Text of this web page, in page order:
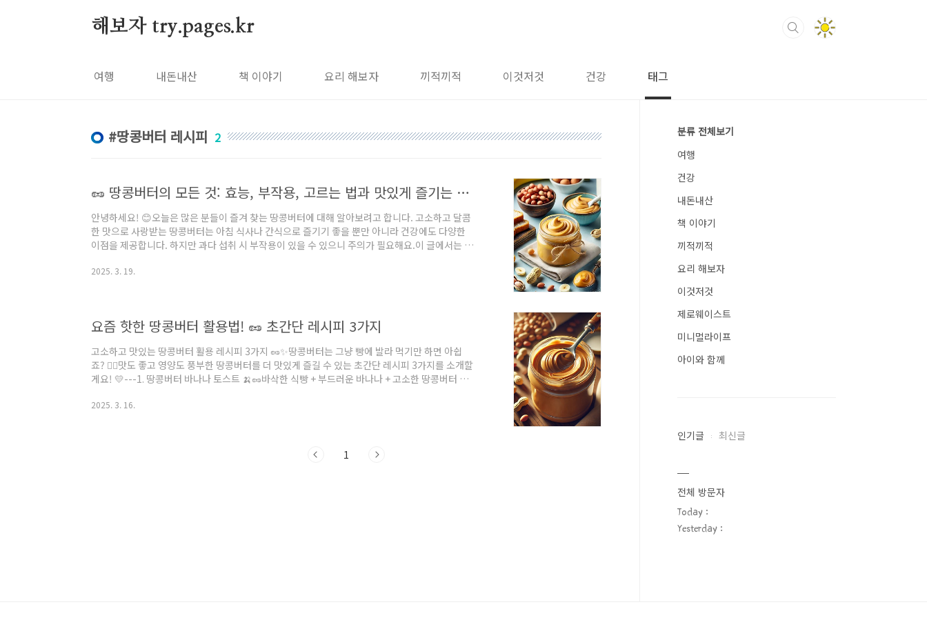
해보자 try.pages.kr
여행 내돈내산 책 이야기 요리 해보자 끼적끼적 이것저것 건강 태그
땅콩버터 레시피 2
🥜 땅콩버터의 모든 것: 효능, 부작용, 고르는 법과 맛있게 즐기는 레시피까지!
안녕하세요! 😊오늘은 많은 분들이 즐겨 찾는 땅콩버터에 대해 알아보려고 합니다. 고소하고 달콤
한 맛으로 사랑받는 땅콩버터는 아침 식사나 간식으로 즐기기 좋을 뿐만 아니라 건강에도 다양한
이점을 제공합니다. 하지만 과다 섭취 시 부작용이 있을 수 있으니 주의가 필요해요.이 글에서는 땅
니, 끝까지 읽으시고 건강하게 즐겨보세요! 🥰---🌟 효능💪 단백질 보충땅콩버터는 식물성 단백질
2025. 3. 19.
요즘 핫한 땅콩버터 활용법! 🥜 초간단 레시피 3가지
고소하고 맛있는 땅콩버터 활용 레시피 3가지 🥜✨땅콩버터는 그냥 빵에 발라 먹기만 하면 아쉽
죠? 🙆‍♀️맛도 좋고 영양도 풍부한 땅콩버터를 더 맛있게 즐길 수 있는 초간단 레시피 3가지를 소개할
게요! 💛---1. 땅콩버터 바나나 토스트 🍌🥜바삭한 식빵 + 부드러운 바나나 + 고소한 땅콩버터 =
나나 1개꿀 1작은술 (선택)계피 가루 약간 (선택)🍽 만드는 법1️⃣ 식빵을 노릇하게 구워요.2️⃣ 한쪽
2025. 3. 16.
1
분류 전체보기
여행
건강
내돈내산
책 이야기
끼적끼적
요리 해보자
이것저것
제로웨이스트
미니멀라이프
아이와 함께
인기글 최신글
전체 방문자
Today :
Yesterday :